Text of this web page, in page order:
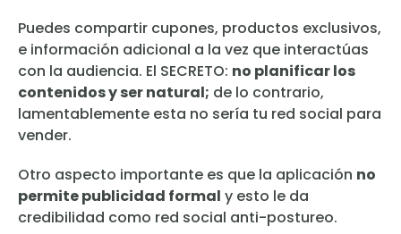
Puedes compartir cupones, productos exclusivos,
e información adicional a la vez que interactúas
con la audiencia. El SECRETO: no planificar los
contenidos y ser natural; de lo contrario,
lamentablemente esta no sería tu red social para
vender.
Otro aspecto importante es que la aplicación no
permite publicidad formal y esto le da
credibilidad como red social anti-postureo.